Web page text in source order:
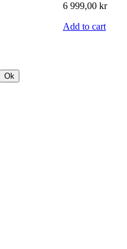
6 999,00 kr
Add to cart
Ok